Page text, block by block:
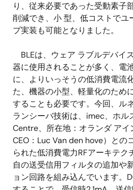
り、従来必要であった受動素子
削減でき、小 型、低コストでユ
プ実装も可能となりました。
BLEは、ウェア ラブルデバイ
器に使用されることが多く、電
に、よりいっそうの低消費電流
た、機器の小型、軽量化のため
することも必要です。今回、ル
ランシーバ技術は、imec、ホル
Centre、所在地：オランダ アイ
CEO：Luc Van den hove）との
られた低消費電力RFアーキテク
自の送受信用フィルタの追加や
ョン回路を組み込んでいます。